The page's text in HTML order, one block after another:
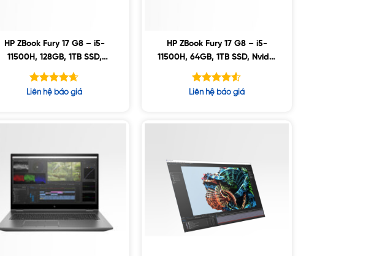
HP ZBook Fury 17 G8 – i5-
11500H, 128GB, 1TB SSD,
Nvidia A2000 4GB, 17.3″ UHD,
Win10
Được xếp
Liên hệ báo giá
HP ZBook Fury 17 G8 – i5-
11500H, 64GB, 1TB SSD, Nvidia
A2000 4GB, 17.3″ UHD, Win10
Được xếp
Liên hệ báo giá